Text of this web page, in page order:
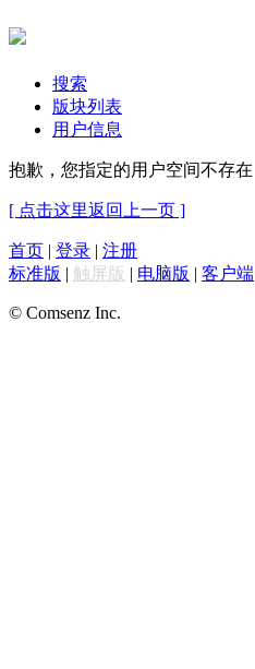
搜索
版块列表
用户信息
抱歉，您指定的用户空间不存在
[ 点击这里返回上一页 ]
首页 | 登录 | 注册
标准版 | 触屏版 | 电脑版 | 客户端
© Comsenz Inc.